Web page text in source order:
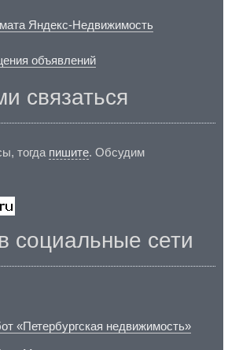
Яндекс-Недвижимость
объявлений
связаться
тогда пишите. Обсудим
социальные сети
«Петербургская недвижимость»